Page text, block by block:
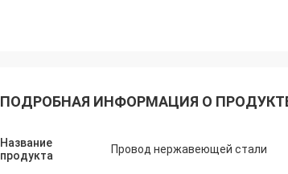
ПОДРОБНАЯ ИНФОРМАЦИЯ О
Название
продукта
Провод нержавеющей стали